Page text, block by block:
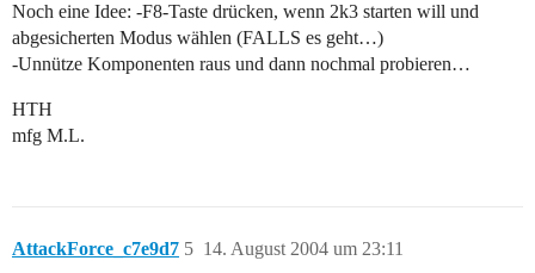
Noch eine Idee: -F8-Taste drücken, wenn 2k3 starten will und
abgesicherten Modus wählen (FALLS es geht…)
-Unnütze Komponenten raus und dann nochmal probieren…
HTH
mfg M.L.
AttackForce_c7e9d7 14. August 2004 um 23:11
5